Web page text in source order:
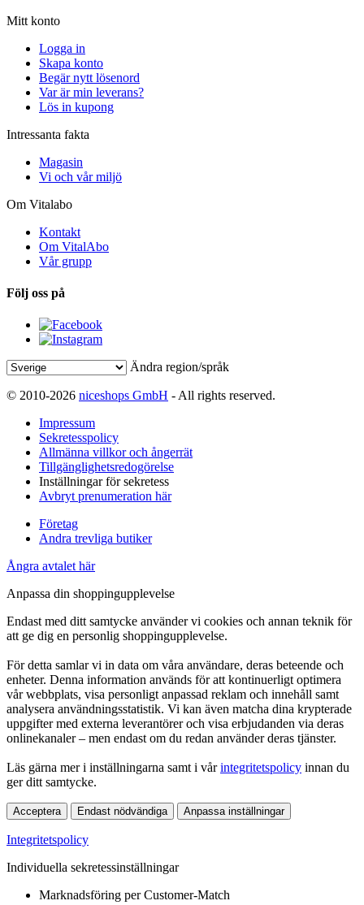
Mitt konto
Logga in
Skapa konto
Begär nytt lösenord
Var är min leverans?
Lös in kupong
Intressanta fakta
Magasin
Vi och vår miljö
Om Vitalabo
Kontakt
Om VitalAbo
Vår grupp
Följ oss på
Ändra region/språk
© 2010-2026 niceshops GmbH - All rights reserved.
Impressum
Sekretesspolicy
Allmänna villkor och ångerrät
Tillgänglighetsredogörelse
Inställningar för sekretess
Avbryt prenumeration här
Företag
Andra trevliga butiker
Ångra avtalet här
Anpassa din shoppingupplevelse
Endast med ditt samtycke använder vi cookies och annan teknik för
att ge dig en personlig shoppingupplevelse.
För detta samlar vi in data om våra användare, deras beteende och
enheter. Denna information används för att kontinuerligt optimera
vår webbplats, visa personligt anpassad reklam och innehåll samt
analysera användningsstatistik. Vi kan även matcha dina krypterade
uppgifter med externa leverantörer och visa erbjudanden via deras
onlinekanaler – men endast om du redan använder deras tjänster.
Läs gärna mer i inställningarna samt i vårintegritetspolicy innan du
ger ditt samtycke.
Acceptera Endast nödvändiga Anpassa inställningar
Integritetspolicy
Individuella sekretessinställningar
Marknadsföring per Customer-Match